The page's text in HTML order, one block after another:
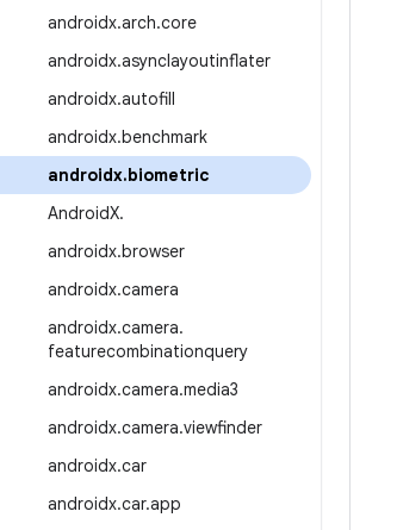
androidx.arch.core
androidx.asynclayoutinflater
androidx.autofill
androidx.benchmark
androidx.biometric
AndroidX.
androidx.browser
androidx.camera
androidx.camera.
featurecombinationquery
androidx.camera.media3
androidx.camera.viewfinder
androidx.car
androidx.car.app